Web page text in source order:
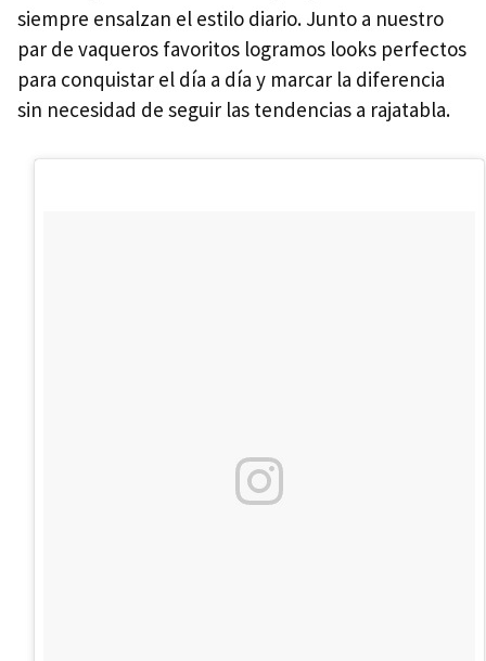
siempre ensalzan el estilo diario. Junto a nuestro
par de vaqueros favoritos logramos looks perfectos
para conquistar el día a día y marcar la diferencia
sin necesidad de seguir las tendencias a rajatabla.